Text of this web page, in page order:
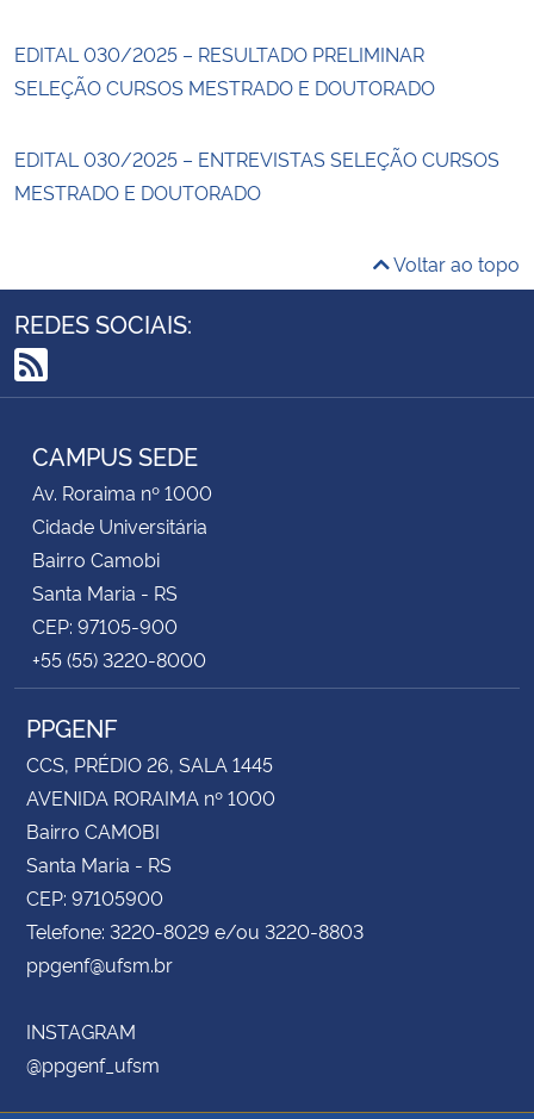
EDITAL 030/2025 – RESULTADO PRELIMINAR
SELEÇÃO CURSOS MESTRADO E DOUTORADO
EDITAL 030/2025 – ENTREVISTAS SELEÇÃO CURSOS
MESTRADO E DOUTORADO
Voltar ao topo
REDES SOCIAIS:
RSS
CAMPUS SEDE
Av. Roraima nº 1000
Cidade Universitária
Bairro Camobi
Santa Maria - RS
CEP: 97105-900
+55 (55) 3220-8000
PPGENF
CCS, PRÉDIO 26, SALA 1445
AVENIDA RORAIMA nº 1000
Bairro CAMOBI
Santa Maria - RS
CEP: 97105900
Telefone: 3220-8029 e/ou 3220-8803
ppgenf@ufsm.br
INSTAGRAM
@ppgenf_ufsm